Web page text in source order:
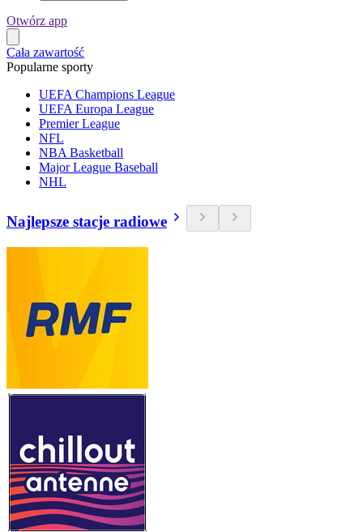
Otwórz app
Cała zawartość
Popularne sporty
UEFA Champions League
UEFA Europa League
Premier League
NFL
NBA Basketball
Major League Baseball
NHL
Najlepsze stacje radiowe